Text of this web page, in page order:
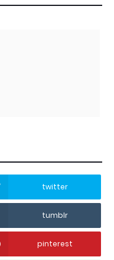
twitter
tumblr
pinterest